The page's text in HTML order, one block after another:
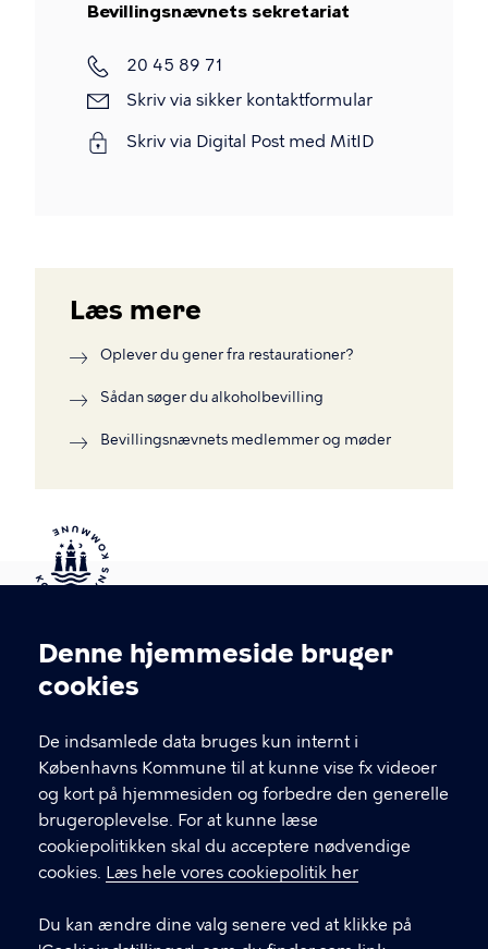
Cookieindstillinger
Denne hjemmeside bruger
cookies
De indsamlede data bruges kun internt i
Københavns Kommune til at kunne vise fx videoer
og kort på hjemmesiden og forbedre den generelle
brugeroplevelse. For at kunne læse
cookiepolitikken skal du acceptere nødvendige
cookies. Læs hele vores cookiepolitik her
Du kan ændre dine valg senere ved at klikke på
Bevillingsnævnets sekretariat
Telefon
20 45 89 71
Skriv
sikker
Skriv via sikker kontaktformular
Skriv via Digital Post med MitID
Læs mere
Oplever du gener fra restaurationer?
Sådan søger du alkoholbevilling
Bevillingsnævnets medlemmer og møder
Kontakt Københavns Kommune
T
fFind andre kontakter her
CVR-nummer64942212
GENVEJE
Digital Post